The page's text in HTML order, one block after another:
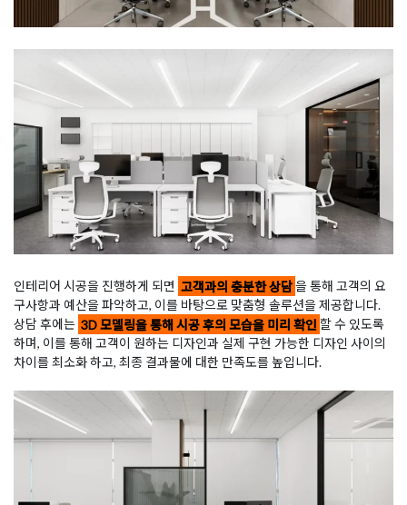
인테리어 시공을 진행하게 되면 고객과의 충분한 상담을 통해 고객의 요
구사항과 예산을 파악하고, 이를 바탕으로 맞춤형 솔루션을 제공합니다.
상담 후에는 3D 모델링을 통해 시공 후의 모습을 미리 확인 할 수 있도록
하며, 이를 통해 고객이 원하는 디자인과 실제 구현 가능한 디자인 사이의
차이를 최소화 하고, 최종 결과물에 대한 만족도를 높입니다.